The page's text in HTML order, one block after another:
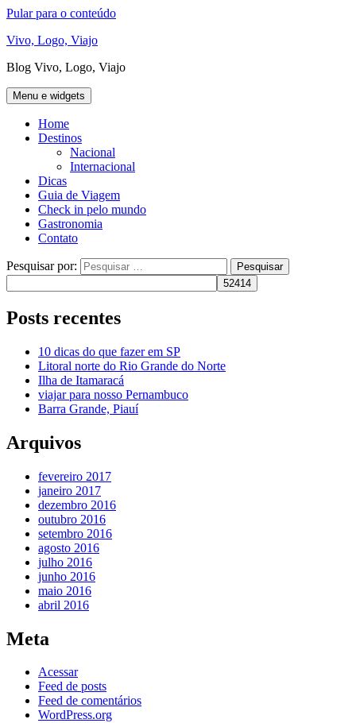
Pular para o conteúdo
Vivo, Logo, Viajo
Blog Vivo, Logo, Viajo
Menu e widgets
Home
Destinos
Nacional
Internacional
Dicas
Guia de Viagem
Check in pelo mundo
Gastronomia
Contato
Pesquisar por:
Posts recentes
10 dicas do que fazer em SP
Litoral norte do Rio Grande do Norte
Ilha de Itamaracá
viajar para nosso Pernambuco
Barra Grande, Piauí
Arquivos
fevereiro 2017
janeiro 2017
dezembro 2016
outubro 2016
setembro 2016
agosto 2016
julho 2016
junho 2016
maio 2016
abril 2016
Meta
Acessar
Feed de posts
Feed de comentários
WordPress.org